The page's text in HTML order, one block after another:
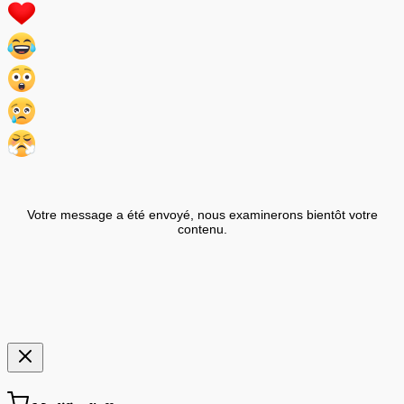
Votre message a été envoyé, nous examinerons bientôt votre
contenu.